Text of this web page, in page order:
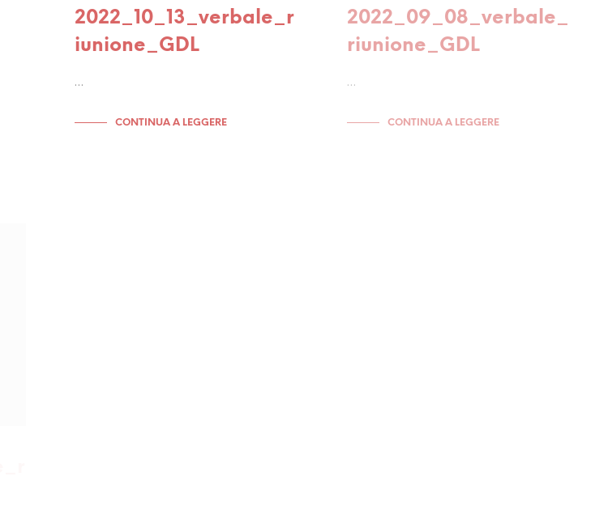
2022_10_13_verbale_r
iunione_GDL
…
CONTINUA A LEGGERE
2022_09_08_verbale_
riunione_GDL
…
CONTINUA A LEGGERE